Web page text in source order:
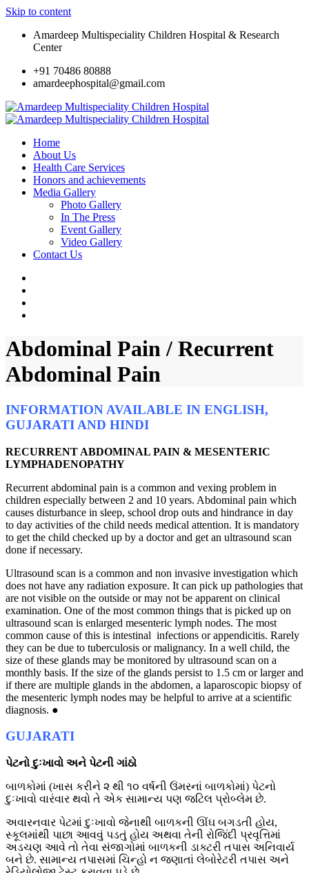
Skip to content
Amardeep Multispeciality Children Hospital & Research
Center
+91 70486 80888
amardeephospital@gmail.com
Home
About Us
Health Care Services
Honors and achievements
Media Gallery
Photo Gallery
In The Press
Event Gallery
Video Gallery
Contact Us
Abdominal Pain / Recurrent
Abdominal Pain
INFORMATION AVAILABLE IN ENGLISH,
GUJARATI AND HINDI
RECURRENT ABDOMINAL PAIN & MESENTERIC
LYMPHADENOPATHY
Recurrent abdominal pain is a common and vexing problem in
children especially between 2 and 10 years. Abdominal pain which
causes disturbance in sleep, school drop outs and hindrance in day
to day activities of the child needs medical attention. It is mandatory
to get the child checked up by a doctor and get an ultrasound scan
done if necessary.
Ultrasound scan is a common and non invasive investigation which
does not have any radiation exposure. It can pick up pathologies that
are not visible on the outside or may not be apparent on clinical
examination. One of the most common things that is picked up on
ultrasound scan is enlarged mesenteric lymph nodes. The most
common cause of this is intestinal infections or appendicitis. Rarely
they can be due to tuberculosis or malignancy. In a well child, the
size of these glands may be monitored by ultrasound scan on a
monthly basis. If the size of the glands persist to 1.5 cm or larger and
if there are multiple glands in the abdomen, a laparoscopic biopsy of
the mesenteric lymph nodes may be helpful to arrive at a scientific
diagnosis. ●
GUJARATI
પેટનો દુઃખાવો અને પેટની ગાંઠો
બાળકોમાં (ખાસ કરીને ૨ થી ૧૦ વર્ષની ઉંમરનાં બાળકોમાં) પેટનો
દુઃખાવો વારંવાર થવો તે એક સામાન્ય પણ જટિલ પ્રોબ્લેમ છે.
અવારનવાર પેટમાં દુઃખાવો જેનાથી બાળકની ઊંઘ બગડતી હોય,
સ્કૂલમાંથી પાછા આવવું પડતું હોય અથવા તેની રોજિંદી પ્રવૃત્તિમાં
અડચણ આવે તો તેવા સંજાગોમાં બાળકની ડાક્ટરી તપાસ અનિવાર્ય
બને છે. સામાન્ય તપાસમાં ચિન્હો ન જણાતાં લેબોરેટરી તપાસ અને